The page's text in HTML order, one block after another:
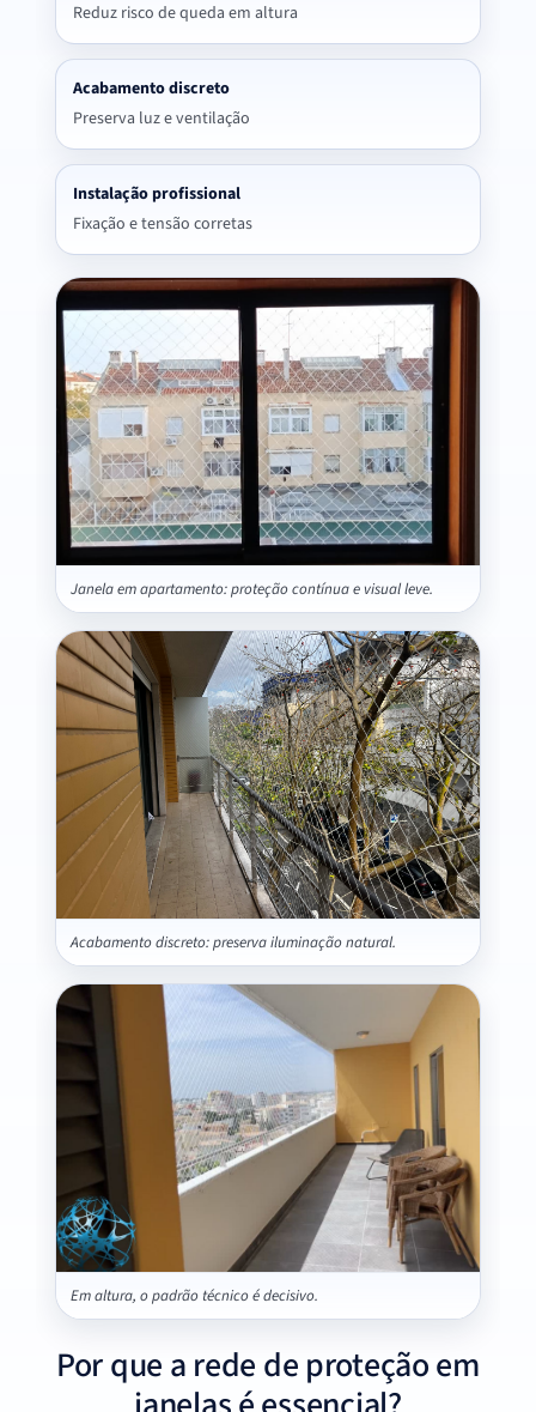
Reduz risco de queda em altura
Acabamento discreto
Preserva luz e ventilação
Instalação profissional
Fixação e tensão corretas
Janela em apartamento: proteção contínua e visual leve.
Acabamento discreto: preserva iluminação natural.
Em altura, o padrão técnico é decisivo.
Por que a rede de proteção em